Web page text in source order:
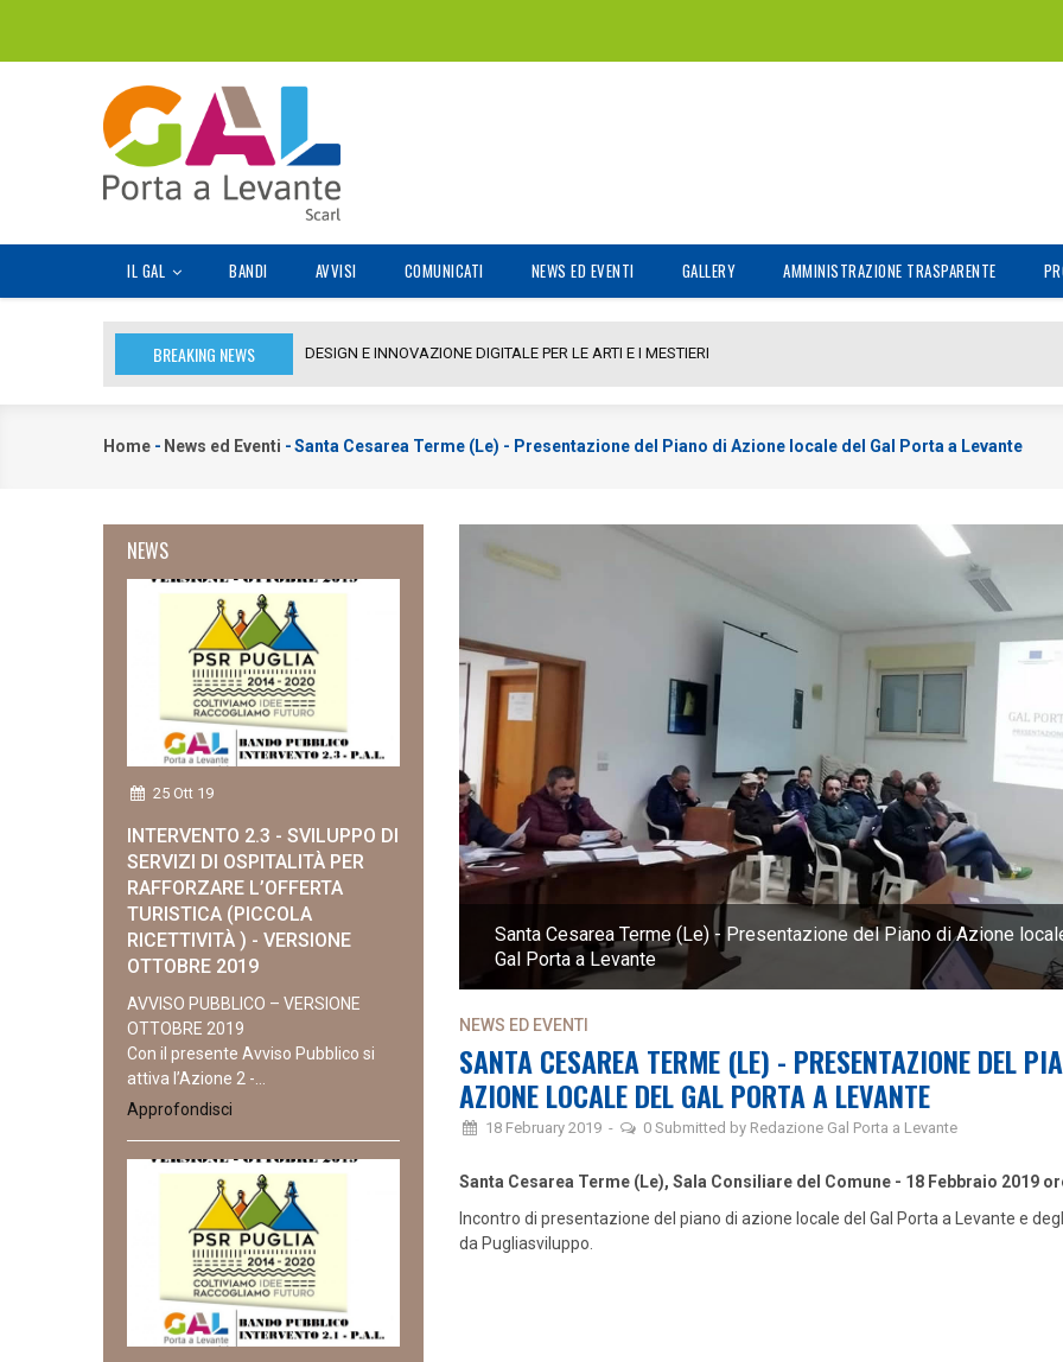
contenuto
MAIN
NAVIGATION
IL GAL BANDI AVVISI COMUNICATI NEWS ED EVENTI GALLERY AMMINISTRAZIONE TRASPARENTE
BREAKING NEWS DESIGN E INNOVAZIONE DIGITALE PER LE ARTI E I MESTIERI
Briciole
pane
Home - News ed Eventi -Santa Cesarea Terme (Le) - Presentazione del Piano di Azione locale del Gal Porta a Levante
- Presentazione del Piano di Azione locale del
Santa Cesarea Terme (Le) - Presentazione del Piano di Azione
Gal Porta a Levante
NEWS ED EVENTI
SANTA CESAREA TERME (LE) - PRESENTAZIONE DEL
AZIONE LOCALE DEL GAL PORTA A LEVANTE
18 February 2019 - 0 Submitted by Redazione Gal Porta a Levante
Santa Cesarea Terme (Le), Sala Consiliare del Comune - 18 Febbraio 2019
Incontro di presentazione del piano di azione locale del Gal Porta a Levante e
da Pugliasviluppo.
NEWS
25 Ott 19
INTERVENTO 2.3 - SVILUPPO DI
SERVIZI DI OSPITALITÀ PER
RAFFORZARE L’OFFERTA
TURISTICA (PICCOLA
RICETTIVITÀ ) - VERSIONE
OTTOBRE 2019
AVVISO PUBBLICO – VERSIONE
OTTOBRE 2019
Con il presente Avviso Pubblico si
attiva l’Azione 2 -...
Approfondisci